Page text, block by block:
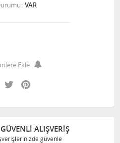
VAR
Ekle
Facebook
Twitter
ALIŞVERİŞ
güvenle